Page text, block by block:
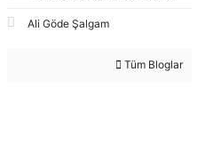
Ali Göde Şalgam
Tüm Bloglar